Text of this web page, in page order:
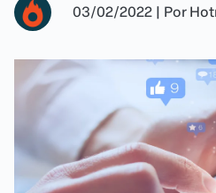
03/02/2022 | Por